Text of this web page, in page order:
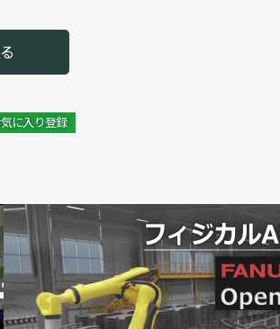
て提案／ヤマハ発動機「CONNECTED
を新事業に生かす／ヤマハ発動機
ユニットを新発売／ヤマハ発動機
ハ発動機
綾子ロボティクス事業部長 インタビュー
に入り登録